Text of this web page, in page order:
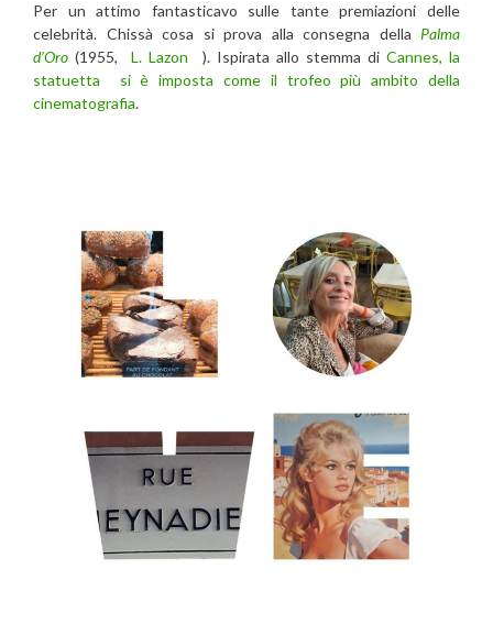
Per un attimo fantasticavo sulle tante premiazioni delle
celebrità. Chissà cosa si prova alla consegna della Palma
d’Oro (1955, L. Lazon ). Ispirata allo stemma di Cannes, la
statuetta si è imposta come il trofeo più ambito della
cinematografia.